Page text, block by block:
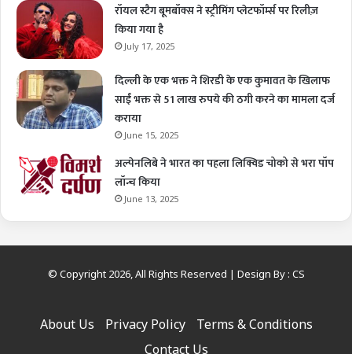
रॉयल स्टैग बूमबॉक्स ने स्ट्रीमिंग प्लेटफॉर्म्स पर रिलीज़
किया गया है
July 17, 2025
दिल्ली के एक भक्त ने शिरडी के एक कुमावत के खिलाफ
साईं भक्त से 51 लाख रुपये की ठगी करने का मामला दर्ज
कराया
June 15, 2025
अल्पेनलिबे ने भारत का पहला लिक्विड चोको से भरा पॉप
लॉन्च किया
June 13, 2025
© Copyright 2026, All Rights Reserved | Design By : CS
About Us Privacy Policy
Terms & Conditions
Contact Us